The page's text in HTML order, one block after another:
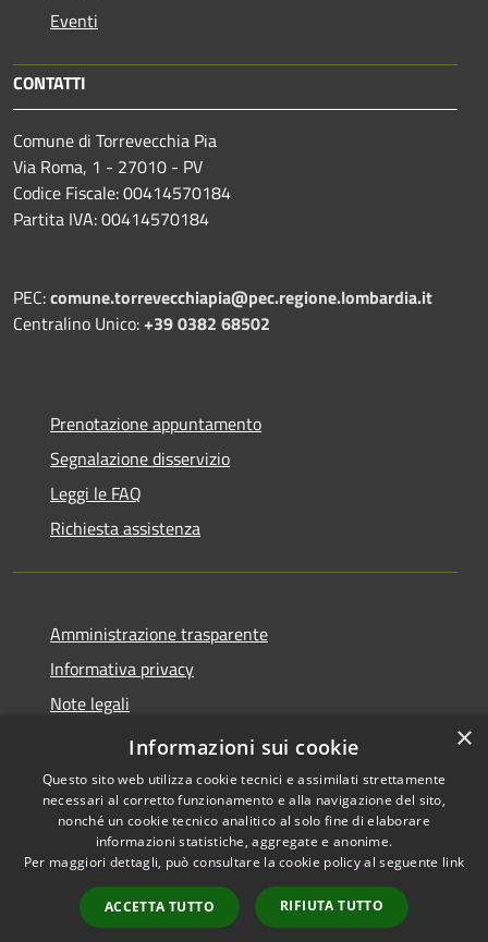
Eventi
CONTATTI
Comune di Torrevecchia Pia
Via Roma, 1 - 27010 - PV
Codice Fiscale: 00414570184
Partita IVA: 00414570184
PEC:comune.torrevecchiapia@pec.regione.lombardia.it
Centralino Unico:+39 0382 68502
Prenotazione appuntamento
Segnalazione disservizio
Leggi le FAQ
Richiesta assistenza
Amministrazione trasparente
Informativa privacy
Note legali
Dichiarazione di accessibilità
Accessibilità
Copyright © 2026 • Comune di
Torrevecchia Pia • Powered by
Municipium•
Accesso
redazione
×
Informazioni sui cookie
Questo sito web utilizza cookie tecnici e assimilati strettamente
necessari al corretto funzionamento e alla navigazione del sito,
nonché un cookie tecnico analitico al solo fine di elaborare
informazioni statistiche, aggregate e anonime.
Per maggiori dettagli, può consultare la cookie policy al seguente link
ACCETTA TUTTO RIFIUTA TUTTO